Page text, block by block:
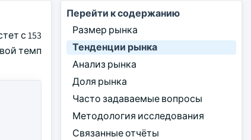
с 153
темп
Перейти к содержанию
Размер рынка
Тенденции рынка
Анализ рынка
Доля рынка
Часто задаваемые вопросы
Методология исследования
Связанные отчёты